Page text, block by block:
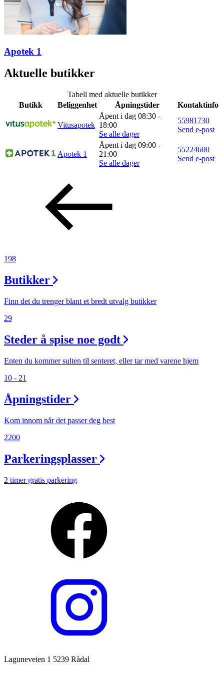
Apotek 1
Aktuelle butikker
Tabell med aktuelle butikker
Butikk
Beliggenhet Åpningstider Kontaktinfo
Vitusapotek
Åpent i dag 08:30 -
18:00
Se alle dager
55981730
Send e-post
Apotek 1
Åpent i dag 09:00 -
21:00
Se alle dager
55224600
Send e-post
198
Butikker
Finn det du trenger blant et bredt utvalg butikker
29
Steder å spise noe godt
Enten du kommer sulten til senteret, eller tar med varene hjem
10 - 21
Åpningstider
Kom innom når det passer deg best
2200
Parkeringsplasser
2 timer gratis parkering
Laguneveien 1 5239 Rådal